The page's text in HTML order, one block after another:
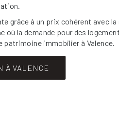
grâce à un prix cohérent avec
la demande pour des
immobilier à Valence.
À VALENCE